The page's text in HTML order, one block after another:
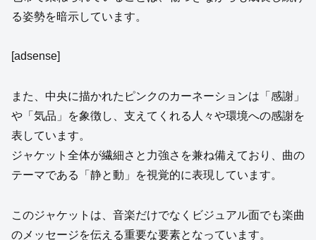
る姿勢を暗示しています。
[adsense]
また、中央に描かれたピンクのカーネーションは「感謝」
や「気品」を象徴し、支えてくれる人々や環境への感謝を
表しています。
ジャケット全体が繊細さと力強さを兼ね備えており、曲の
テーマである「静と動」を視覚的に表現しています。
このジャケットは、音楽だけでなくビジュアル面でも楽曲
のメッセージを伝える重要な要素となっています。